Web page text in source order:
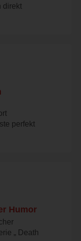
direkt
perfekt
Humor
„ Death